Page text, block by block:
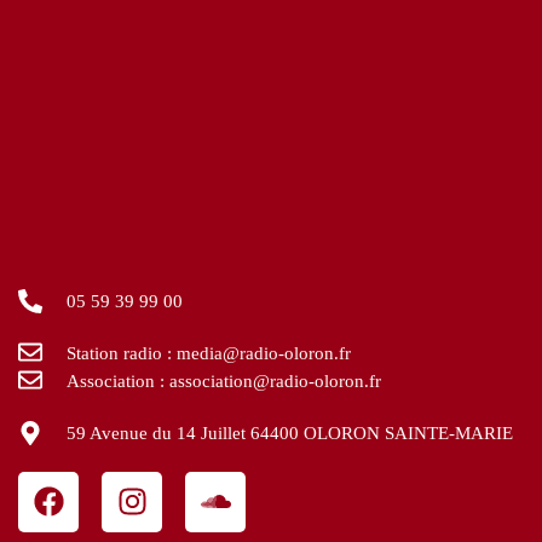
05 59 39 99 00
Station radio : media@radio-oloron.fr
Association : association@radio-oloron.fr
59 Avenue du 14 Juillet 64400 OLORON SAINTE-MARIE